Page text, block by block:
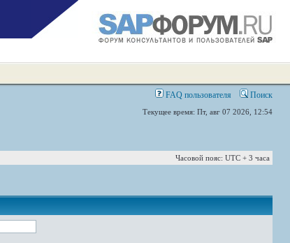
FAQ пользователя Поиск
Текущее время: Пт, авг 07 2026, 12:54
Часовой пояс: UTC + 3 часа